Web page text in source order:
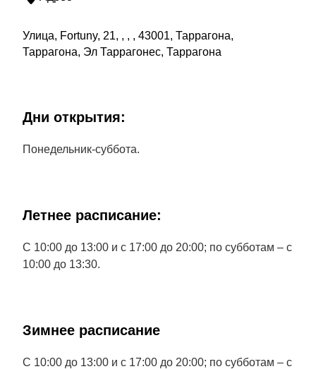
Улица, Fortuny, 21, , , , 43001, Таррагона,
Таррагона, Эл Таррагонес, Таррагона
Дни открытия:
Понедельник-суббота.
Летнее расписание:
С 10:00 до 13:00 и с 17:00 до 20:00; по субботам – с
10:00 до 13:30.
Зимнее расписание
С 10:00 до 13:00 и с 17:00 до 20:00; по субботам – с